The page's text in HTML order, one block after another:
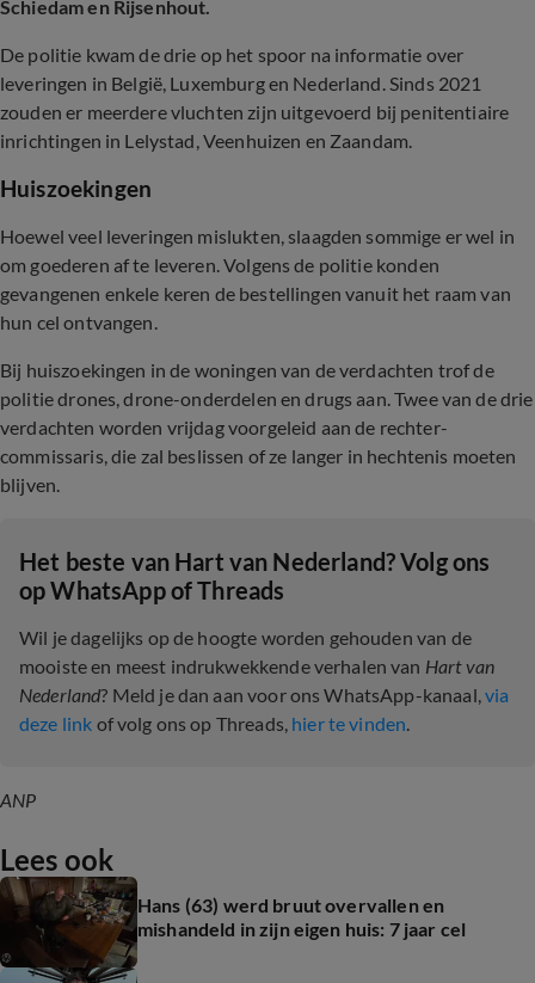
Schiedam en Rijsenhout.
De politie kwam de drie op het spoor na informatie over
leveringen in België, Luxemburg en Nederland. Sinds 2021
zouden er meerdere vluchten zijn uitgevoerd bij penitentiaire
inrichtingen in Lelystad, Veenhuizen en Zaandam.
Huiszoekingen
Hoewel veel leveringen mislukten, slaagden sommige er wel in
om goederen af te leveren. Volgens de politie konden
gevangenen enkele keren de bestellingen vanuit het raam van
hun cel ontvangen.
Bij huiszoekingen in de woningen van de verdachten trof de
politie drones, drone-onderdelen en drugs aan. Twee van de drie
verdachten worden vrijdag voorgeleid aan de rechter-
commissaris, die zal beslissen of ze langer in hechtenis moeten
blijven.
Het beste van Hart van Nederland? Volg ons
op WhatsApp of Threads
Wil je dagelijks op de hoogte worden gehouden van de
mooiste en meest indrukwekkende verhalen van Hart van
Nederland? Meld je dan aan voor ons WhatsApp-kanaal,via
deze link of volg ons op Threads, hier te vinden.
ANP
Lees ook
Hans (63) werd bruut overvallen en
mishandeld in zijn eigen huis: 7 jaar cel